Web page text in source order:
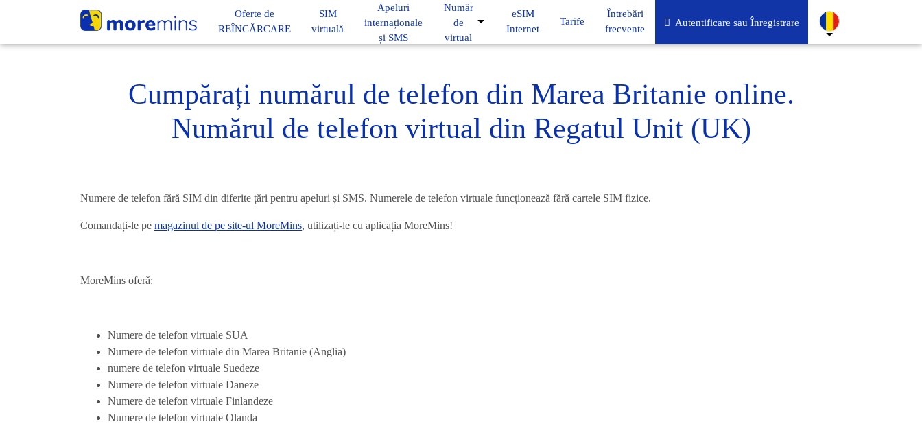
Oferte de
REÎNCĂRCARE
SIM
virtuală
Apeluri
internaționale
și SMS
Număr
de
virtual
eSIM
Internet
Tarife
Întrebări
frecvente
Autentificare sau Înregistrare
Cumpărați numărul de telefon din Marea Britanie online.
Numărul de telefon virtual din Regatul Unit (UK)
Numere de telefon fără SIM din diferite țări pentru apeluri și SMS. Numerele de telefon virtuale funcționează fără cartele SIM fizice.
Comandați-le pe magazinul de pe site-ul MoreMins, utilizați-le cu aplicația MoreMins!
MoreMins oferă:
Numere de telefon virtuale SUA
Numere de telefon virtuale din Marea Britanie (Anglia)
numere de telefon virtuale Suedeze
Numere de telefon virtuale Daneze
Numere de telefon virtuale Finlandeze
Numere de telefon virtuale Olanda